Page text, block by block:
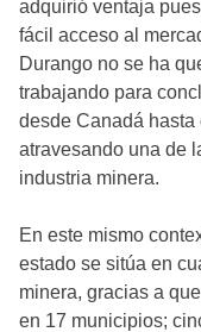
adquirió ventaja
fácil acceso al
Durango no se ha
trabajando para
desde Canadá
atravesando una de
industria minera.
En este mismo
estado se sitúa en
minera, gracias a
en 17 municipios;